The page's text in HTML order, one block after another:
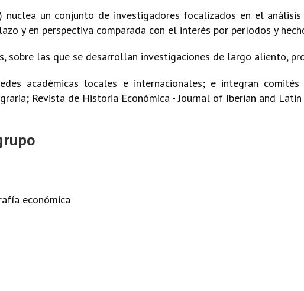
nuclea un conjunto de investigadores focalizados en el
y en perspectiva comparada con el interés por períodos y
sobre las que se desarrollan investigaciones de largo aliento,
académicas locales e internacionales; e integran comités
Revista de Historia Económica - Journal of Iberian and
económica